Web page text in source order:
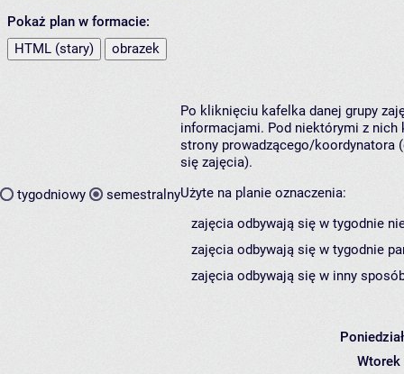
Pokaż plan w formacie:
HTML (stary)
obrazek
tygodniowy semestralny
Po kliknięciu kafelka danej grupy
informacjami. Pod niektórymi z nich
strony prowadzącego/koordynatora
się zajęcia).
Użyte na planie oznaczenia:
zajęcia odbywają się w tygodnie
zajęcia odbywają się w tygodnie
zajęcia odbywają się w inny
Wtorek